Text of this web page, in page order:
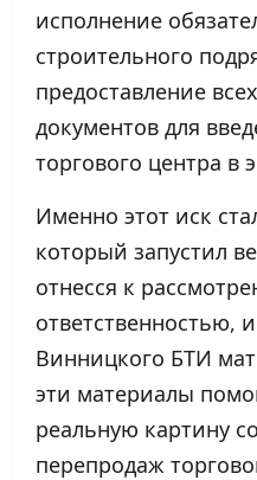
исполнение
строительного
предоставление
документов для
торгового центра в
Именно этот иск
который запустил
отнесся к
ответственностью,
Винницкого БТИ
эти материалы
реальную картину
перепродаж